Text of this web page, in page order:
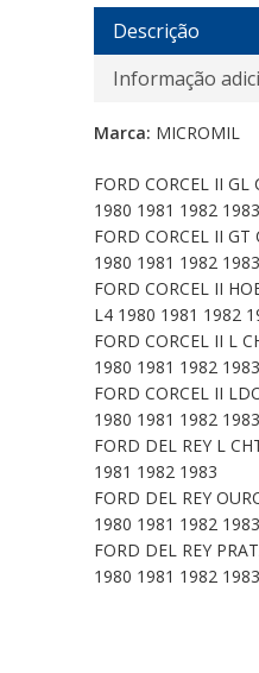
Descrição
Informação
Marca: MICROMIL
FORD CORCEL II GL
1980 1981 1982 1983
FORD CORCEL II
1980 1981 1982 1983
FORD CORCEL II
L4 1980 1981 1982
FORD CORCEL II L
1980 1981 1982 1983
FORD CORCEL II
1980 1981 1982 1983
FORD DEL REY L
1981 1982 1983
FORD DEL REY
1980 1981 1982 1983
FORD DEL REY
1980 1981 1982 1983